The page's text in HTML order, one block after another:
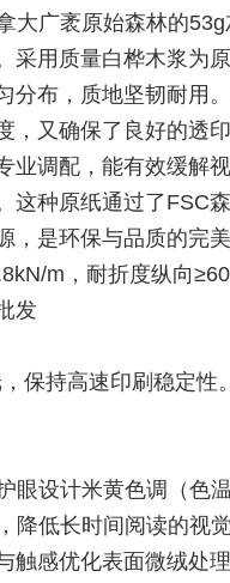
大广袤原始森林的
采用质量白桦木浆为
分布，质地坚韧耐用
，又确保了良好的透
调配，能有效缓解视
种原纸通过了FSC森
是环保与品质的完美
m，耐折度纵向
发
保持高速印刷稳定性
设计米黄色调（色温
降低长时间阅读的视
触感优化表面微绒处